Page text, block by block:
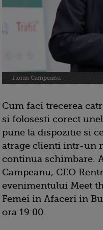
Florin Campeanu
Cum faci trecerea
si folosesti corect
pune la dispozitie si
atrage clienti intr-un
continua schimbare.
Campeanu, CEO
evenimentului Meet
Femei in Afaceri in
ora 19:00.